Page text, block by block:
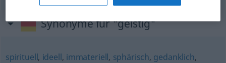
Synonyme für "geistig"
spirituell, ideell, immateriell, sphärisch, gedanklich,